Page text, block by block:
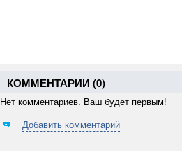
КОММЕНТАРИИ (0)
Нет комментариев. Ваш будет первым!
Добавить комментарий